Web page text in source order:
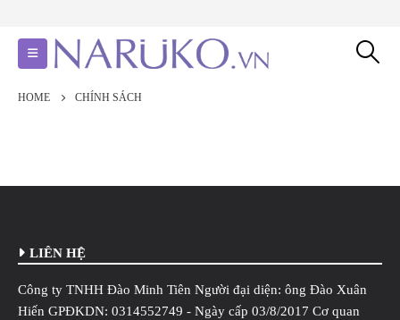
HOME CHÍNH SÁCH
LIÊN HỆ
Công ty TNHH Đào Minh Tiên Người đại diện: ông Đào Xuân
Hiến GPĐKDN: 0314552749 - Ngày cấp 03/8/2017 Cơ quan